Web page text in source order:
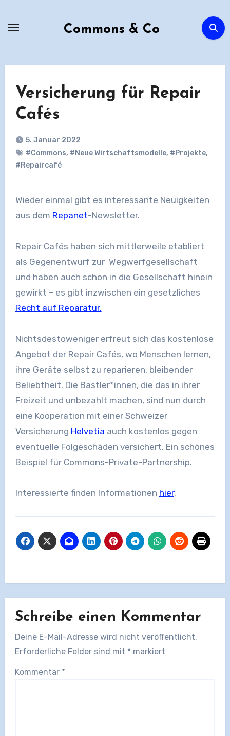
Commons & Co
Versicherung für Repair
Cafés
5. Januar 2022
#Commons, #Neue Wirtschaftsmodelle, #Projekte,
#Repaircafé
Wieder einmal gibt es interessante Neuigkeiten
aus dem Repanet-Newsletter.
Repair Cafés haben sich mittlerweile etabliert
als Gegenentwurf zur Wegwerfgesellschaft
und haben auch schon in die Gesellschaft hinein
gewirkt – es gibt inzwischen ein gesetzliches
Recht auf Reparatur.
Nichtsdestoweniger erfreut sich das kostenlose
Angebot der Repair Cafés, wo Menschen lernen,
ihre Geräte selbst zu reparieren, bleibender
Beliebtheit. Die Bastler*innen, die das in ihrer
Freizeit und unbezahlt machen, sind nun durch
eine Kooperation mit einer Schweizer
Versicherung Helvetia auch kostenlos gegen
eventuelle Folgeschäden versichert. Ein schönes
Beispiel für Commons-Private-Partnership.
Interessierte finden Informationen hier.
Schreibe einen Kommentar
Deine E-Mail-Adresse wird nicht veröffentlicht.
Erforderliche Felder sind mit * markiert
Kommentar *